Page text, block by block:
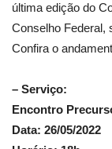
última edição do
Conselho Federal,
Confira o
– Serviço:
Encontro
Data: 26/05/2022